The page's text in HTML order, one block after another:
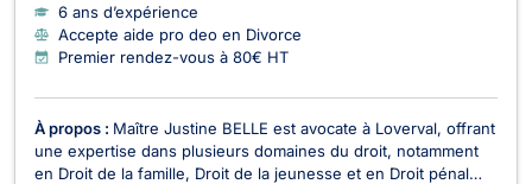
6 ans d’expérience
Accepte aide pro deo en Divorce
Premier rendez-vous à 80€ HT
À propos : Maître Justine BELLE est avocate à Loverval, offrant
une expertise dans plusieurs domaines du droit, notamment
en Droit de la famille, Droit de la jeunesse et en Droit pénal